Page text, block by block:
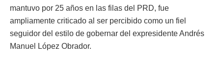
mantuvo por 25 años en las filas del PRD, fue
ampliamente criticado al ser percibido como un fiel
seguidor del estilo de gobernar del expresidente Andrés
Manuel López Obrador.